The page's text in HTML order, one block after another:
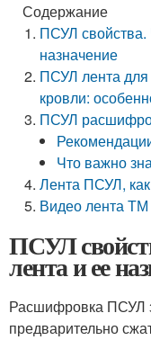
Содержание
ПСУЛ
назначение
ПСУЛ лента
кровли:
ПСУЛ
Что важно
Лента ПСУЛ,
Видео лента
ПСУЛ
лента и ее
Расшифровка ПСУЛ
предварительно